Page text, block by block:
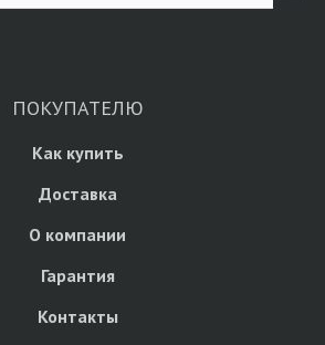
ПОКУПАТЕЛЮ
Как купить
Доставка
О компании
Гарантия
Контакты